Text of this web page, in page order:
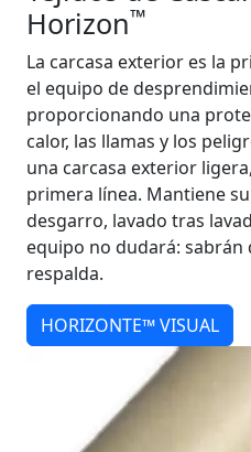
Horizon™
La carcasa exterior es la
el equipo de
proporcionando una
calor, las llamas y los
una carcasa exterior
primera línea. Mantiene
desgarro, lavado tras
equipo no dudará: sabrán
respalda.
HORIZONTE™ VISUAL